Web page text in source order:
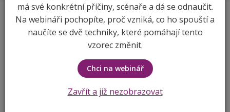
má své konkrétní příčiny, scénaře a dá se odnaučit.
Na webináři pochopíte, proč vzniká, co ho spouští a
naučíte se dvě techniky, které pomáhají tento
vzorec změnit.
Chci na webinář
Zavřít a již nezobrazovat